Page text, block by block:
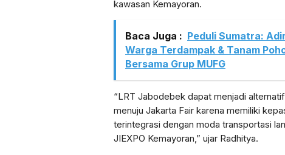
kawasan Kemayoran.
Baca Juga : Peduli Sumatra:
Warga Terdampak & Tanam
Bersama Grup MUFG
“LRT Jabodebek dapat menjadi
menuju Jakarta Fair karena memiliki
terintegrasi dengan moda transportasi
JIEXPO Kemayoran,” ujar Radhitya.